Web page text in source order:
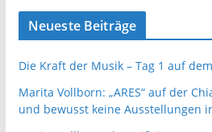
Neueste Beiträge
Die Kraft der Musik – Tag 1 auf
Marita Vollborn: „ARES“ auf der
und bewusst keine Ausstellungen